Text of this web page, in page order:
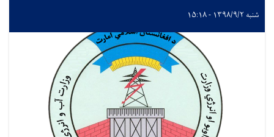
شنبه ۱۳۹۸/۹/۲ - ۱۵:۱۸